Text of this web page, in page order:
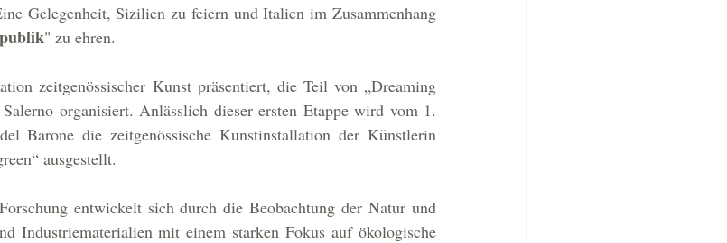
Gelegenheit, Sizilien zu feiern und Italien im Zusammenhang
" zu ehren.
zeitgenössischer Kunst präsentiert, die Teil von „Dreaming
organisiert. Anlässlich dieser ersten Etappe wird vom 1.
Barone die zeitgenössische Kunstinstallation der Künstlerin
ausgestellt.
entwickelt sich durch die Beobachtung der Natur und
Industriematerialien mit einem starken Fokus auf ökologische